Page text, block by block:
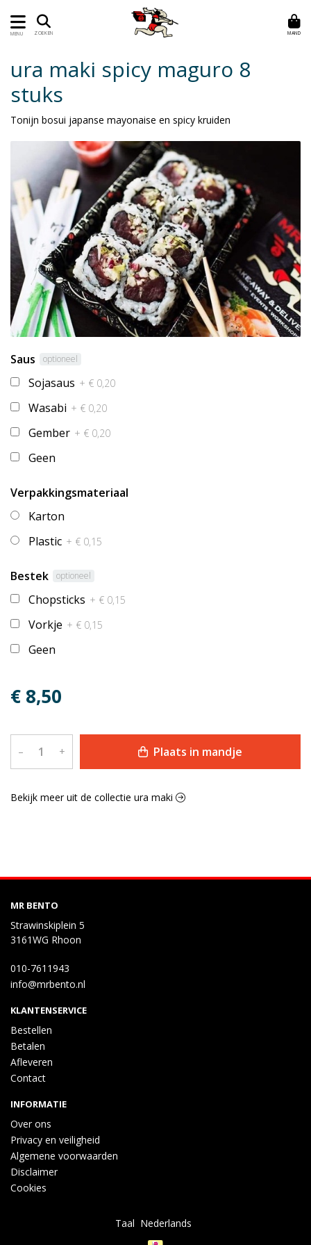
MENU ZOEKEN MAND
ura maki spicy maguro 8
stuks
Tonijn bosui japanse mayonaise en spicy kruiden
Saus optioneel
Sojasaus + € 0,20
Wasabi + € 0,20
Gember + € 0,20
Geen
Verpakkingsmateriaal
Karton
Plastic + € 0,15
Bestek optioneel
Chopsticks + € 0,15
Vorkje + € 0,15
Geen
€ 8,50
– + Plaats in mandje
Bekijk meer uit de collectie ura maki
MR BENTO
Strawinskiplein 5
3161WG Rhoon
010-7611943
info@mrbento.nl
KLANTENSERVICE
Bestellen
Betalen
Afleveren
Contact
INFORMATIE
Over ons
Privacy en veiligheid
Algemene voorwaarden
Disclaimer
Cookies
Taal